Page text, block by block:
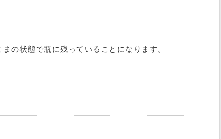
の状態で瓶に残っていることになります。